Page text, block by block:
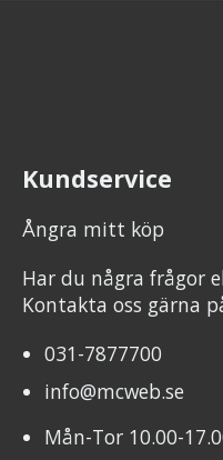
Kundservice
Ångra mitt köp
Har du några frågor
Kontakta oss gärna
031-7877700
info@mcweb.se
Mån-Tor 10.00-